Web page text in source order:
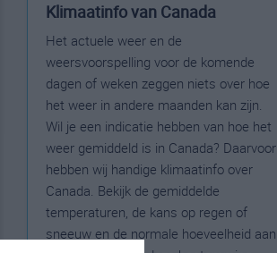
Klimaatinfo van Canada
Het actuele weer en de
weersvoorspelling voor de komende
dagen of weken zeggen niets over hoe
het weer in andere maanden kan zijn.
Wil je een indicatie hebben van hoe het
weer gemiddeld is in Canada? Daarvoor
hebben wij handige klimaatinfo over
Canada. Bekijk de gemiddelde
temperaturen, de kans op regen of
sneeuw en de normale hoeveelheid aan